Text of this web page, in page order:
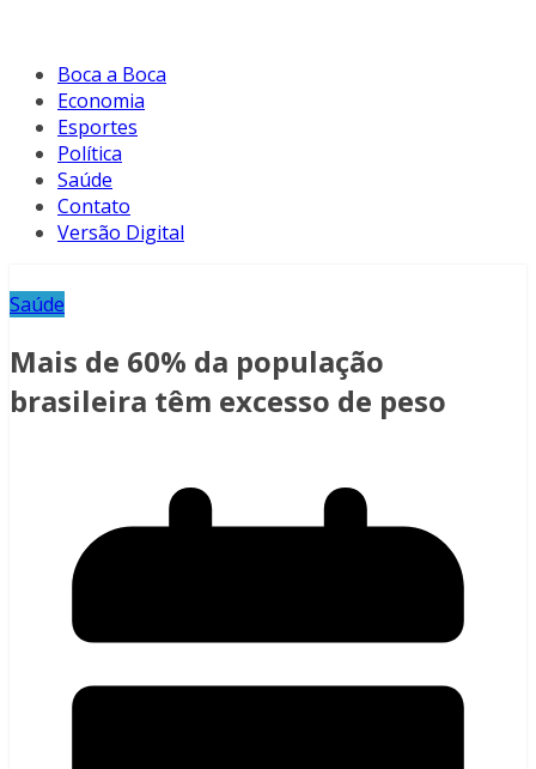
Boca a Boca
Economia
Esportes
Política
Saúde
Contato
Versão Digital
Saúde
Mais de 60% da população
brasileira têm excesso de peso